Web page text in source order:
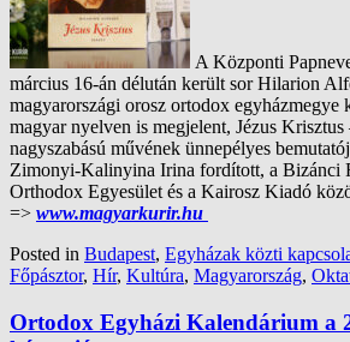
A Központi
március 16-án délután került sor Hilarion
magyarországi orosz ortodox egyházmegye
magyar nyelven is megjelent, Jézus
nagyszabású művének ünnepélyes
Zimonyi-Kalinyina Irina fordított, a Bizánci
Orthodox Egyesület és a Kairosz Kiadó
=> www.magyarkurir.hu
Posted in Budapest, Egyházak közti
Főpásztor, Hír, Kultúra, Magyarország,
Ortodox Egyházi Kalendárium a